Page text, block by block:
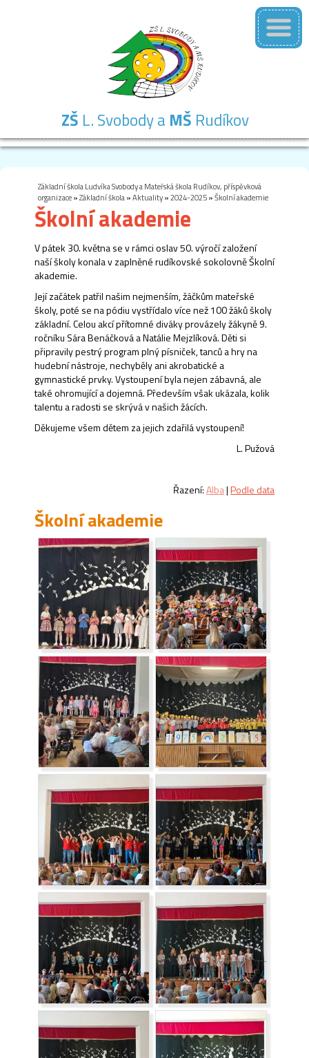
ZŠ L. Svobody a MŠ Rudíkov
Základní škola Ludvíka Svobody a Mateřská škola Rudíkov, příspěvková
organizace»Základní škola»Aktuality»2024-2025»Školní akademie
Školní akademie
V pátek 30. května se v rámci oslav 50. výročí založení
naší školy konala v zaplněné rudíkovské sokolovně Školní
akademie.
Její začátek patřil našim nejmenším, žáčkům mateřské
školy, poté se na pódiu vystřídalo více než 100 žáků školy
základní. Celou akcí přítomné diváky provázely žákyně 9.
ročníku Sára Benáčková a Natálie Mejzlíková. Děti si
připravily pestrý program plný písniček, tanců a hry na
hudební nástroje, nechyběly ani akrobatické a
gymnastické prvky. Vystoupení byla nejen zábavná, ale
také ohromující a dojemná. Především však ukázala, kolik
talentu a radosti se skrývá v našich žácích.
Děkujeme všem dětem za jejich zdařilá vystoupení!
L. Pužová
Řazení:Alba|Podle data
Školní akademie